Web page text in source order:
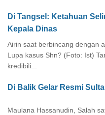
Di Tangsel: Ketahuan
Kepala Dinas
Airin saat berbincang dengan
Lupa kasus Shn? (Foto: Ist)
kredibili...
Di Balik Gelar Resmi
Maulana Hassanudin, Salah